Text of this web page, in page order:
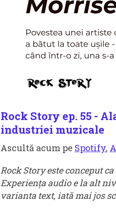
Rock Story ep. 55 -
industriei muzicale
Ascultă acum pe Spotify,
Rock Story este conceput
Experiența audio e la alt
varianta text, iată mai jos